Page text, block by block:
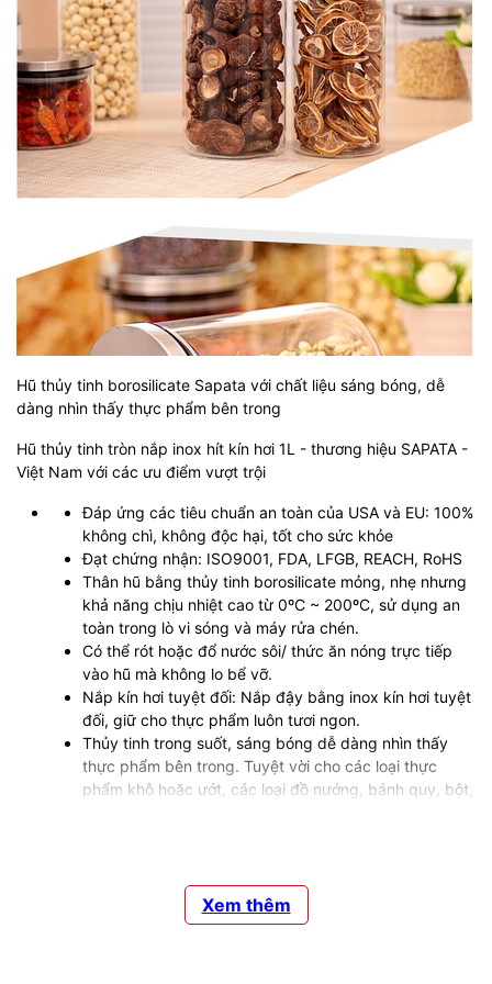
Hũ thủy tinh borosilicate Sapata với chất liệu sáng bóng, dễ
dàng nhìn thấy thực phẩm bên trong
Hũ thủy tinh tròn nắp inox hít kín hơi 1L - thương hiệu SAPATA -
Việt Nam với các ưu điểm vượt trội
Đáp ứng các tiêu chuẩn an toàn của USA và EU: 100%
không chì, không độc hại, tốt cho sức khỏe
Đạt chứng nhận: ISO9001, FDA, LFGB, REACH, RoHS
Thân hũ bằng thủy tinh borosilicate mỏng, nhẹ nhưng
khả năng chịu nhiệt cao từ 0ºC ~ 200ºC, sử dụng an
toàn trong lò vi sóng và máy rửa chén.
Có thể rót hoặc đổ nước sôi/ thức ăn nóng trực tiếp
vào hũ mà không lo bể vỡ.
Nắp kín hơi tuyệt đối: Nắp đậy bằng inox kín hơi tuyệt
đối, giữ cho thực phẩm luôn tươi ngon.
Thủy tinh trong suốt, sáng bóng dễ dàng nhìn thấy
thực phẩm bên trong. Tuyệt vời cho các loại thực
phẩm khô hoặc ướt, các loại đồ nướng, bánh quy, bột,
hoàn hảo các dung tích khác nhau sẽ giúp không gian
nhà bếp của bạn thêm sinh động và hiện đại
Hũ thủy tinh tròn nắp inox hít kín hơi SAPATA hiện có các
Xem thêm